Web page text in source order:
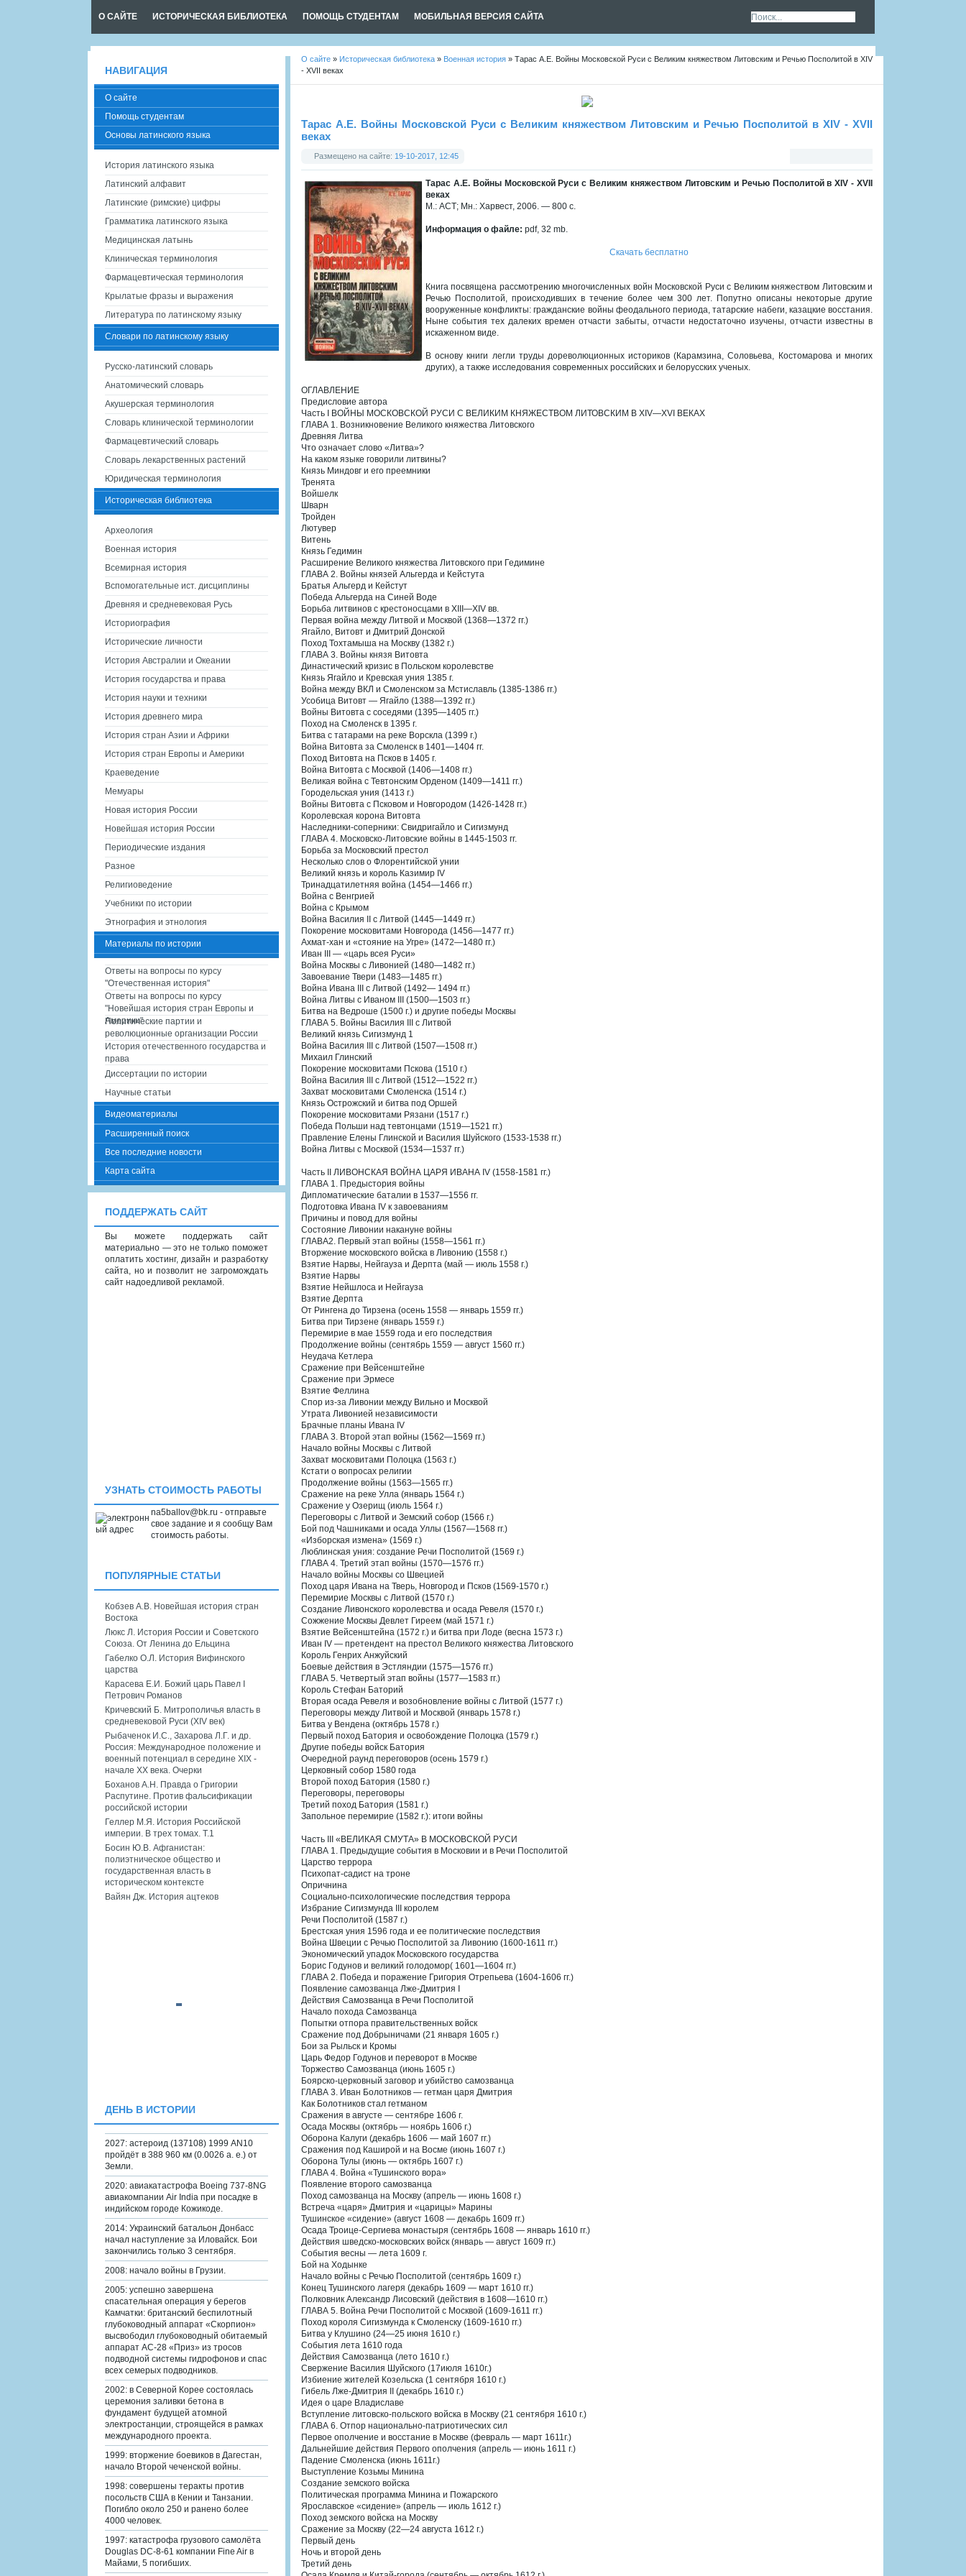
О САЙТЕ ИСТОРИЧЕСКАЯ БИБЛИОТЕКА ПОМОЩЬ СТУДЕНТАМ МОБИЛЬНАЯ ВЕРСИЯ САЙТА
О сайте » Историческая библиотека » Военная история » Тарас А.Е. Войны Московской Руси с Великим княжеством Литовским и Речью Посполитой в XIV
- XVII веках
Тарас А.Е. Войны Московской Руси с Великим княжеством Литовским и Речью Посполитой в XIV - XVII
веках
Размещено на сайте: 19-10-2017, 12:45
Тарас А.Е. Войны Московской Руси с Великим княжеством Литовским и Речью Посполитой в XIV - XVII
веках
М.: АСТ; Мн.: Харвест, 2006. — 800 с.
Информация о файле: pdf, 32 mb.
Скачать бесплатно
Книга посвящена рассмотрению многочисленных войн Московской Руси с Великим княжеством Литовским и
Речью Посполитой, происходивших в течение более чем 300 лет. Попутно описаны некоторые другие
вооруженные конфликты: гражданские войны феодального периода, татарские набеги, казацкие восстания.
Ныне события тех далеких времен отчасти забыты, отчасти недостаточно изучены, отчасти известны в
искаженном виде.
В основу книги легли труды дореволюционных историков (Карамзина, Соловьева, Костомарова и многих
других), а также исследования современных российских и белорусских ученых.
ОГЛАВЛЕНИЕ
Предисловие автора
Часть I ВОЙНЫ МОСКОВСКОЙ РУСИ С ВЕЛИКИМ КНЯЖЕСТВОМ ЛИТОВСКИМ В XIV—XVI ВЕКАХ
ГЛАВА 1. Возникновение Великого княжества Литовского
Древняя Литва
Что означает слово «Литва»?
На каком языке говорили литвины?
Князь Миндовг и его преемники
Тренята
Войшелк
Шварн
Тройден
Лютувер
Витень
Князь Гедимин
Расширение Великого княжества Литовского при Гедимине
ГЛАВА 2. Войны князей Альгерда и Кейстута
Братья Альгерд и Кейстут
Победа Альгерда на Синей Воде
Борьба литвинов с крестоносцами в XIII—XIV вв.
Первая война между Литвой и Москвой (1368—1372 гг.)
Ягайло, Витовт и Дмитрий Донской
Поход Тохтамыша на Москву (1382 г.)
ГЛАВА 3. Войны князя Витовта
Династический кризис в Польском королевстве
Князь Ягайло и Кревская уния 1385 г.
Война между ВКЛ и Смоленском за Мстиславль (1385-1386 гг.)
Усобица Витовт — Ягайло (1388—1392 гг.)
Войны Витовта с соседями (1395—1405 гг.)
Поход на Смоленск в 1395 г.
Битва с татарами на реке Ворскла (1399 г.)
Война Витовта за Смоленск в 1401—1404 гг.
Поход Витовта на Псков в 1405 г.
Война Витовта с Москвой (1406—1408 гг.)
Великая война с Тевтонским Орденом (1409—1411 гг.)
Городельская уния (1413 г.)
Войны Витовта с Псковом и Новгородом (1426-1428 гг.)
Королевская корона Витовта
Наследники-соперники: Свидригайло и Сигизмунд
ГЛАВА 4. Московско-Литовские войны в 1445-1503 гг.
Борьба за Московский престол
Несколько слов о Флорентийской унии
Великий князь и король Казимир IV
Тринадцатилетняя война (1454—1466 гг.)
Война с Венгрией
Война с Крымом
Война Василия II с Литвой (1445—1449 гг.)
Покорение московитами Новгорода (1456—1477 гг.)
Ахмат-хан и «стояние на Угре» (1472—1480 гг.)
Иван III — «царь всея Руси»
Война Москвы с Ливонией (1480—1482 гг.)
Завоевание Твери (1483—1485 гг.)
Война Ивана III с Литвой (1492— 1494 гг.)
Война Литвы с Иваном III (1500—1503 гг.)
Битва на Ведроше (1500 г.) и другие победы Москвы
ГЛАВА 5. Войны Василия III с Литвой
Великий князь Сигизмунд 1
Война Василия III с Литвой (1507—1508 гг.)
Михаил Глинский
Покорение московитами Пскова (1510 г.)
Война Василия III с Литвой (1512—1522 гг.)
Захват московитами Смоленска (1514 г.)
Князь Острожский и битва под Оршей
Покорение московитами Рязани (1517 г.)
Победа Польши над тевтонцами (1519—1521 гг.)
Правление Елены Глинской и Василия Шуйского (1533-1538 гг.)
Война Литвы с Москвой (1534—1537 гг.)
Часть II ЛИВОНСКАЯ ВОЙНА ЦАРЯ ИВАНА IV (1558-1581 гг.)
ГЛАВА 1. Предыстория войны
Дипломатические баталии в 1537—1556 гг.
Подготовка Ивана IV к завоеваниям
Причины и повод для войны
Состояние Ливонии накануне войны
ГЛАВА2. Первый этап войны (1558—1561 гг.)
Вторжение московского войска в Ливонию (1558 г.)
Взятие Нарвы, Нейгауза и Дерпта (май — июль 1558 г.)
Взятие Нарвы
Взятие Нейшлоса и Нейгауза
Взятие Дерпта
От Рингена до Тирзена (осень 1558 — январь 1559 гг.)
Битва при Тирзене (январь 1559 г.)
Перемирие в мае 1559 года и его последствия
Продолжение войны (сентябрь 1559 — август 1560 гг.)
Неудача Кетлера
Сражение при Вейсенштейне
Сражение при Эрмесе
Взятие Феллина
Спор из-за Ливонии между Вильно и Москвой
Утрата Ливонией независимости
Брачные планы Ивана IV
ГЛАВА 3. Второй этап войны (1562—1569 гг.)
Начало войны Москвы с Литвой
Захват московитами Полоцка (1563 г.)
Кстати о вопросах религии
Продолжение войны (1563—1565 гг.)
Сражение на реке Улла (январь 1564 г.)
Сражение у Озерищ (июль 1564 г.)
Переговоры с Литвой и Земский собор (1566 г.)
Бой под Чашниками и осада Уллы (1567—1568 гг.)
«Изборская измена» (1569 г.)
Люблинская уния: создание Речи Посполитой (1569 г.)
ГЛАВА 4. Третий этап войны (1570—1576 гг.)
Начало войны Москвы со Швецией
Поход царя Ивана на Тверь, Новгород и Псков (1569-1570 г.)
Перемирие Москвы с Литвой (1570 г.)
Создание Ливонского королевства и осада Ревеля (1570 г.)
Сожжение Москвы Девлет Гиреем (май 1571 г.)
Взятие Вейсенштейна (1572 г.) и битва при Лоде (весна 1573 г.)
Иван IV — претендент на престол Великого княжества Литовского
Король Генрих Анжуйский
Боевые действия в Эстляндии (1575—1576 гг.)
ГЛАВА 5. Четвертый этап войны (1577—1583 гг.)
Король Стефан Баторий
Вторая осада Ревеля и возобновление войны с Литвой (1577 г.)
Переговоры между Литвой и Москвой (январь 1578 г.)
Битва у Вендена (октябрь 1578 г.)
Первый поход Батория и освобождение Полоцка (1579 г.)
Другие победы войск Батория
Очередной раунд переговоров (осень 1579 г.)
Церковный собор 1580 года
Второй поход Батория (1580 г.)
Переговоры, переговоры
Третий поход Батория (1581 г.)
Запольное перемирие (1582 г.): итоги войны
Часть III «ВЕЛИКАЯ СМУТА» В МОСКОВСКОЙ РУСИ
ГЛАВА 1. Предыдущие события в Московии и в Речи Посполитой
Царство террора
Психопат-садист на троне
Опричнина
Социально-психологические последствия террора
Избрание Сигизмунда III королем
Речи Посполитой (1587 г.)
Брестская уния 1596 года и ее политические последствия
Война Швеции с Речью Посполитой за Ливонию (1600-1611 гг.)
Экономический упадок Московского государства
Борис Годунов и великий голодомор( 1601—1604 гг.)
ГЛАВА 2. Победа и поражение Григория Отрепьева (1604-1606 гг.)
Появление самозванца Лже-Дмитрия I
Действия Самозванца в Речи Посполитой
Начало похода Самозванца
Попытки отпора правительственных войск
Сражение под Добрыничами (21 января 1605 г.)
Бои за Рыльск и Кромы
Царь Федор Годунов и переворот в Москве
Торжество Самозванца (июнь 1605 г.)
Боярско-церковный заговор и убийство самозванца
ГЛАВА 3. Иван Болотников — гетман царя Дмитрия
Как Болотников стал гетманом
Сражения в августе — сентябре 1606 г.
Осада Москвы (октябрь — ноябрь 1606 г.)
Оборона Калуги (декабрь 1606 — май 1607 гг.)
Сражения под Каширой и на Восме (июнь 1607 г.)
Оборона Тулы (июнь — октябрь 1607 г.)
ГЛАВА 4. Война «Тушинского вора»
Появление второго самозванца
Поход самозванца на Москву (апрель — июнь 1608 г.)
Встреча «царя» Дмитрия и «царицы» Марины
Тушинское «сидение» (август 1608 — декабрь 1609 гг.)
Осада Троице-Сергиева монастыря (сентябрь 1608 — январь 1610 гг.)
Действия шведско-московских войск (январь — август 1609 гг.)
События весны — лета 1609 г.
Бой на Ходынке
Начало войны с Речью Посполитой (сентябрь 1609 г.)
Конец Тушинского лагеря (декабрь 1609 — март 1610 гг.)
Полковник Александр Лисовский (действия в 1608—1610 гг.)
ГЛАВА 5. Война Речи Посполитой с Москвой (1609-1611 гг.)
Поход короля Сигизмунда к Смоленску (1609-1610 гг.)
Битва у Клушино (24—25 июня 1610 г.)
События лета 1610 года
Действия Самозванца (лето 1610 г.)
Свержение Василия Шуйского (17июля 1610г.)
Избиение жителей Козельска (1 сентября 1610 г.)
Гибель Лже-Дмитрия II (декабрь 1610 г.)
Идея о царе Владиславе
Вступление литовско-польского войска в Москву (21 сентября 1610 г.)
ГЛАВА 6. Отпор национально-патриотических сил
Первое ополчение и восстание в Москве (февраль — март 1611г.)
Дальнейшие действия Первого ополчения (апрель — июнь 1611 г.)
Падение Смоленска (июнь 1611г.)
Выступление Козьмы Минина
Создание земского войска
Политическая программа Минина и Пожарского
Ярославское «сидение» (апрель — июль 1612 г.)
Поход земского войска на Москву
Сражение за Москву (22—24 августа 1612 г.)
Первый день
Ночь и второй день
Третий день
НАВИГАЦИЯ
О сайте
Помощь студентам
Основы латинского языка
История латинского языка
Латинский алфавит
Латинские (римские) цифры
Грамматика латинского языка
Медицинская латынь
Клиническая терминология
Фармацевтическая терминология
Крылатые фразы и выражения
Литература по латинскому языку
Словари по латинскому языку
Русско-латинский словарь
Анатомический словарь
Акушерская терминология
Словарь клинической терминологии
Фармацевтический словарь
Словарь лекарственных растений
Юридическая терминология
Историческая библиотека
Археология
Военная история
Всемирная история
Вспомогательные ист. дисциплины
Древняя и средневековая Русь
Историография
Исторические личности
История Австралии и Океании
История государства и права
История науки и техники
История древнего мира
История стран Азии и Африки
История стран Европы и Америки
Краеведение
Мемуары
Новая история России
Новейшая история России
Периодические издания
Разное
Религиоведение
Учебники по истории
Этнография и этнология
Материалы по истории
Ответы на вопросы по курсу
"Отечественная история"
Ответы на вопросы по курсу
"Новейшая история стран Европы и
Америки"
Политические партии и
революционные организации России
История отечественного государства и
права
Диссертации по истории
Научные статьи
Видеоматериалы
Расширенный поиск
Все последние новости
Карта сайта
ПОДДЕРЖАТЬ САЙТ
Вы можете поддержать сайт
материально — это не только поможет
оплатить хостинг, дизайн и разработку
сайта, но и позволит не загромождать
сайт надоедливой рекламой.
УЗНАТЬ СТОИМОСТЬ РАБОТЫ
na5ballov@bk.ru - отправьте
свое задание и я сообщу Вам
стоимость работы.
ПОПУЛЯРНЫЕ СТАТЬИ
Кобзев А.В. Новейшая история стран
Востока
Люкс Л. История России и Советского
Союза. От Ленина до Ельцина
Габелко О.Л. История Вифинского
царства
Карасева Е.И. Божий царь Павел I
Петрович Романов
Кричевский Б. Митрополичья власть в
средневековой Руси (XIV век)
Рыбаченок И.С., Захарова Л.Г. и др.
Россия: Международное положение и
военный потенциал в середине XIX -
начале XX века. Очерки
Боханов А.Н. Правда о Григории
Распутине. Против фальсификации
российской истории
Геллер М.Я. История Российской
империи. В трех томах. Т.1
Босин Ю.В. Афганистан:
полиэтническое общество и
государственная власть в
историческом контексте
Вайян Дж. История ацтеков
ДЕНЬ В ИСТОРИИ
2027: астероид (137108) 1999 AN10
пройдёт в 388 960 км (0.0026 а. е.) от
Земли.
2020: авиакатастрофа Boeing 737-8NG
авиакомпании Air India при посадке в
индийском городе Кожикоде.
2014: Украинский батальон Донбасс
начал наступление за Иловайск. Бои
закончились только 3 сентября.
2008: начало войны в Грузии.
2005: успешно завершена
спасательная операция у берегов
Камчатки: британский беспилотный
глубоководный аппарат «Скорпион»
высвободил глубоководный обитаемый
аппарат АС-28 «Приз» из тросов
подводной системы гидрофонов и спас
всех семерых подводников.
2002: в Северной Корее состоялась
церемония заливки бетона в
фундамент будущей атомной
электростанции, строящейся в рамках
международного проекта.
1999: вторжение боевиков в Дагестан,
начало Второй чеченской войны.
1998: совершены теракты против
посольств США в Кении и Танзании.
Погибло около 250 и ранено более
4000 человек.
1997: катастрофа грузового самолёта
Douglas DC-8-61 компании Fine Air в
Майами, 5 погибших.